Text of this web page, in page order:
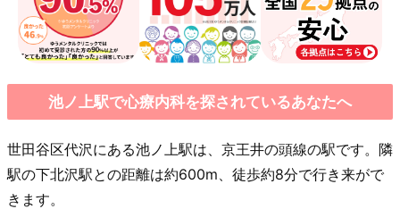
池ノ上駅で心療内科を探されているあなたへ
世田谷区代沢にある池ノ上駅は、京王井の頭線の駅です。隣
駅の下北沢駅との距離は約600m、徒歩約8分で行き来がで
きます。